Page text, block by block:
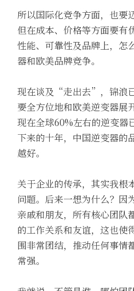
所以国际化竞争方面，也要
但在成本、价格等方面要有
性能、可靠性及品牌上，怎
器和欧美品牌竞争。
现在谈及“走出去”，锦浪已
要全方位地和欧美逆变器展
现在全球60%左右的逆变器
下来的十年，中国逆变器的
越好。
关于企业的传承，其实我根
问题。后来一想为什么？因
亲戚和朋友，所有核心团队
的工作关系和友谊，这也使
围非常团结，推动任何事情
常强。